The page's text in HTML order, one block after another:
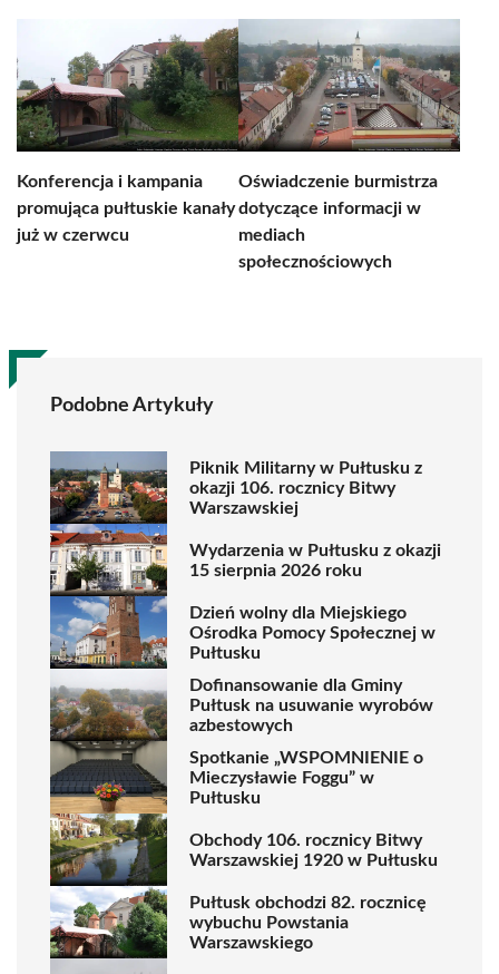
Konferencja i kampania
promująca pułtuskie kanały
już w czerwcu
Oświadczenie burmistrza
dotyczące informacji w
mediach
społecznościowych
Podobne Artykuły
Piknik Militarny w Pułtusku z
okazji 106. rocznicy Bitwy
Warszawskiej
Wydarzenia w Pułtusku z okazji
15 sierpnia 2026 roku
Dzień wolny dla Miejskiego
Ośrodka Pomocy Społecznej w
Pułtusku
Dofinansowanie dla Gminy
Pułtusk na usuwanie wyrobów
azbestowych
Spotkanie „WSPOMNIENIE o
Mieczysławie Foggu” w
Pułtusku
Obchody 106. rocznicy Bitwy
Warszawskiej 1920 w Pułtusku
Pułtusk obchodzi 82. rocznicę
wybuchu Powstania
Warszawskiego